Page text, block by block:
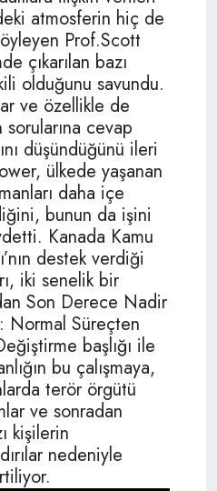
atmosferin hiç de
Prof.Scott
çıkarılan bazı
olduğunu savundu.
ve özellikle de
sorularına cevap
düşündüğünü ileri
ülkede yaşanan
daha içe
bunun da işini
Kanada Kamu
destek verdiği
iki senelik bir
Son Derece Nadir
Normal Süreçten
başlığı ile
bu çalışmaya,
terör örgütü
ve sonradan
kişilerin
nedeniyle